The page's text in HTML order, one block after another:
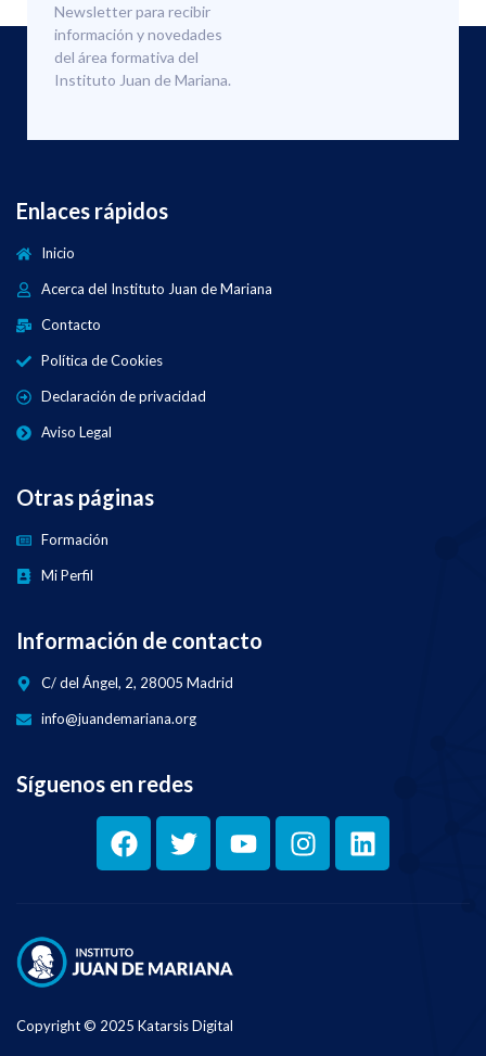
Newsletter para recibir
información y novedades
del área formativa del
Instituto Juan de Mariana.
Enlaces rápidos
Inicio
Acerca del Instituto Juan de Mariana
Contacto
Política de Cookies
Declaración de privacidad
Aviso Legal
Otras páginas
Formación
Mi Perfil
Información de contacto
C/ del Ángel, 2, 28005 Madrid
info@juandemariana.org
Síguenos en redes
Copyright © 2025 Katarsis Digital